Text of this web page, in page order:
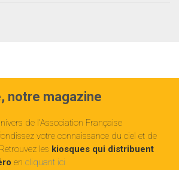
notre magazine
de l'Association Française
votre connaissance du ciel et de
les kiosques qui distribuent
en cliquant ici